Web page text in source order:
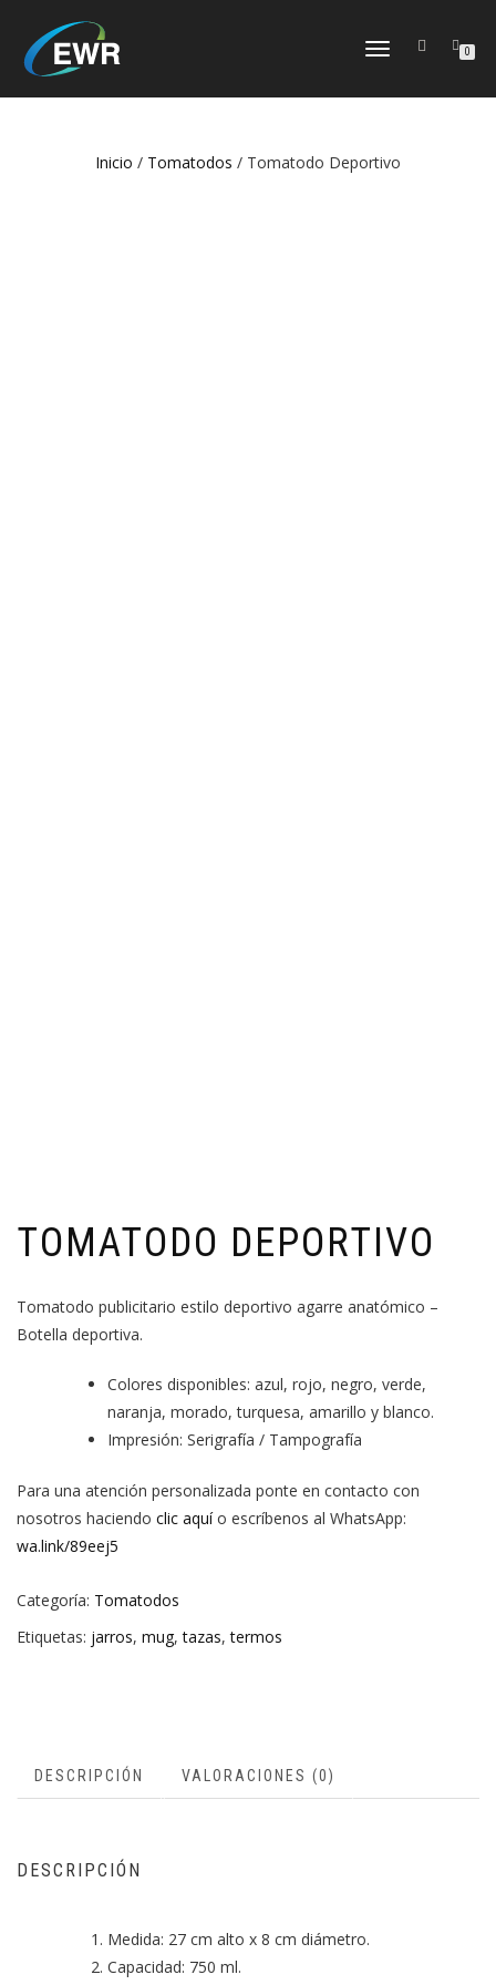
CAMBIAR
0
Inicio / Tomatodos / Tomatodo Deportivo
TOMATODO DEPORTIVO
Tomatodo publicitario estilo deportivo agarre anatómico –
Botella deportiva.
Colores disponibles: azul, rojo, negro, verde,
naranja, morado, turquesa, amarillo y blanco.
Impresión: Serigrafía / Tampografía
Para una atención personalizada ponte en contacto con
nosotros haciendo clic aquío escríbenos al WhatsApp:
wa.link/89eej5
Categoría: Tomatodos
Etiquetas: jarros, mug,tazas,termos
DESCRIPCIÓN VALORACIONES (0)
DESCRIPCIÓN
Medida: 27 cm alto x 8 cm diámetro.
Capacidad: 750 ml.